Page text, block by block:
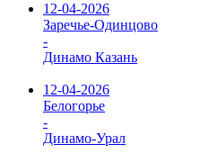
12-04-2026
Заречье-Одинцово
-
Динамо Казань
12-04-2026
Белогорье
-
Динамо-Урал